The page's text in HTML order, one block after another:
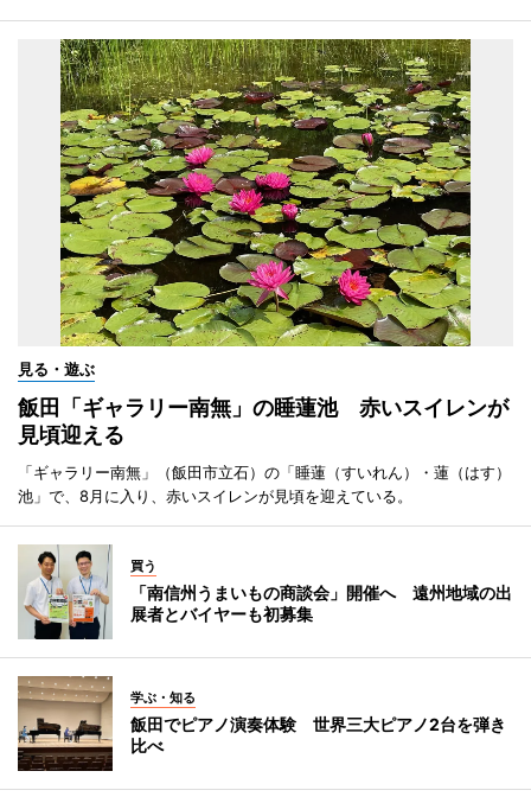
見る・遊ぶ
飯田「ギャラリー南無」の睡蓮池 赤いスイレンが
見頃迎える
「ギャラリー南無」（飯田市立石）の「睡蓮（すいれん）・蓮（はす）
池」で、8月に入り、赤いスイレンが見頃を迎えている。
買う
「南信州うまいもの商談会」開催へ 遠州地域の出
展者とバイヤーも初募集
学ぶ・知る
飯田でピアノ演奏体験 世界三大ピアノ2台を弾き
比べ